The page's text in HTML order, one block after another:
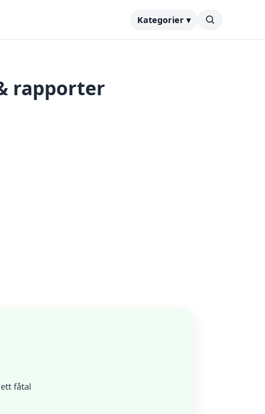
Kategorier ▾
rapporter
fåtal